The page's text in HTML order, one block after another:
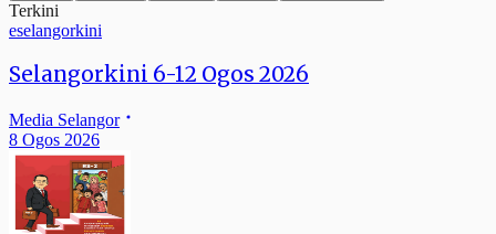
Terkini
eselangorkini
Selangorkini 6-12 Ogos 2026
Media Selangor
8 Ogos 2026